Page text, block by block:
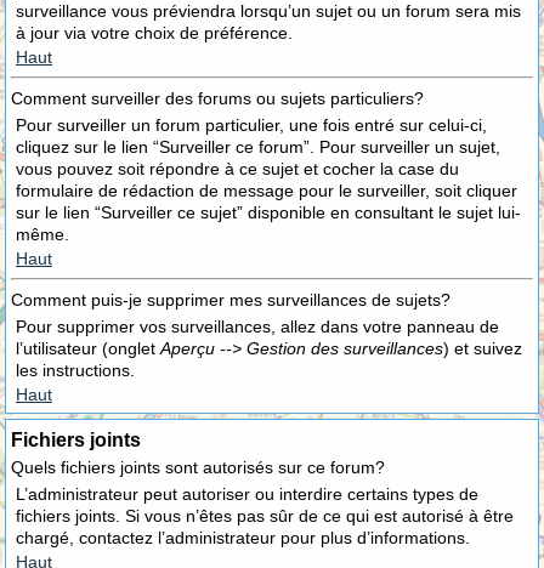
surveillance vous préviendra lorsqu’un sujet ou un forum sera mis
à jour via votre choix de préférence.
Haut
Comment surveiller des forums ou sujets particuliers?
Pour surveiller un forum particulier, une fois entré sur celui-ci,
cliquez sur le lien “Surveiller ce forum”. Pour surveiller un sujet,
vous pouvez soit répondre à ce sujet et cocher la case du
formulaire de rédaction de message pour le surveiller, soit cliquer
sur le lien “Surveiller ce sujet” disponible en consultant le sujet lui-
même.
Haut
Comment puis-je supprimer mes surveillances de sujets?
Pour supprimer vos surveillances, allez dans votre panneau de
l’utilisateur (onglet Aperçu --> Gestion des surveillances) et suivez
les instructions.
Haut
Fichiers joints
Quels fichiers joints sont autorisés sur ce forum?
L’administrateur peut autoriser ou interdire certains types de
fichiers joints. Si vous n’êtes pas sûr de ce qui est autorisé à être
chargé, contactez l’administrateur pour plus d’informations.
Haut